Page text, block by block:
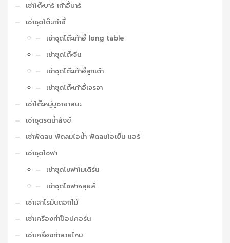
เช่าโต๊ะบาร์ เก้าอี้บาร์
เช่าชุดโต๊ะเก้าอี้
เช่าชุดโต๊ะเก้าอี้ long table
เช่าชุดโต๊ะจีน
เช่าชุดโต๊ะเก้าอี้ลูกเต๋า
เช่าชุดโต๊ะเก้าอี้เจรจา
เช่าโต๊ะหมู่บูชาอาสนะ
เช่าชุดรดน้ำสังข์
เช่าพัดลม พัดลมไอน้ำ พัดลมไอเย็น แอร์
เช่าชุดโซฟา
เช่าชุดโซฟาโมเดิร์น
เช่าชุดโซฟาหลุยส์
เช่าเสาโรมันดอกไม้
เช่าเครื่องทำป็อปคอร์น
เช่าเครื่องทำสายไหม